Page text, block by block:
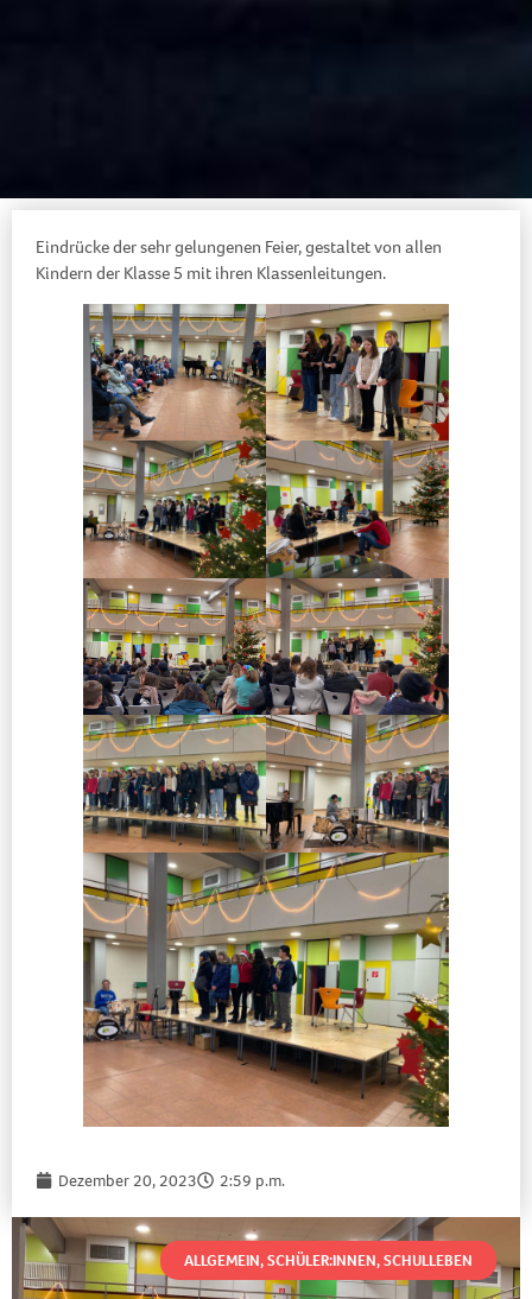
Eindrücke der sehr gelungenen Feier, gestaltet von allen
Kindern der Klasse 5 mit ihren Klassenleitungen.
Dezember 20, 2023 2:59 p.m.
ALLGEMEIN,SCHÜLER:INNEN,SCHULLEBEN